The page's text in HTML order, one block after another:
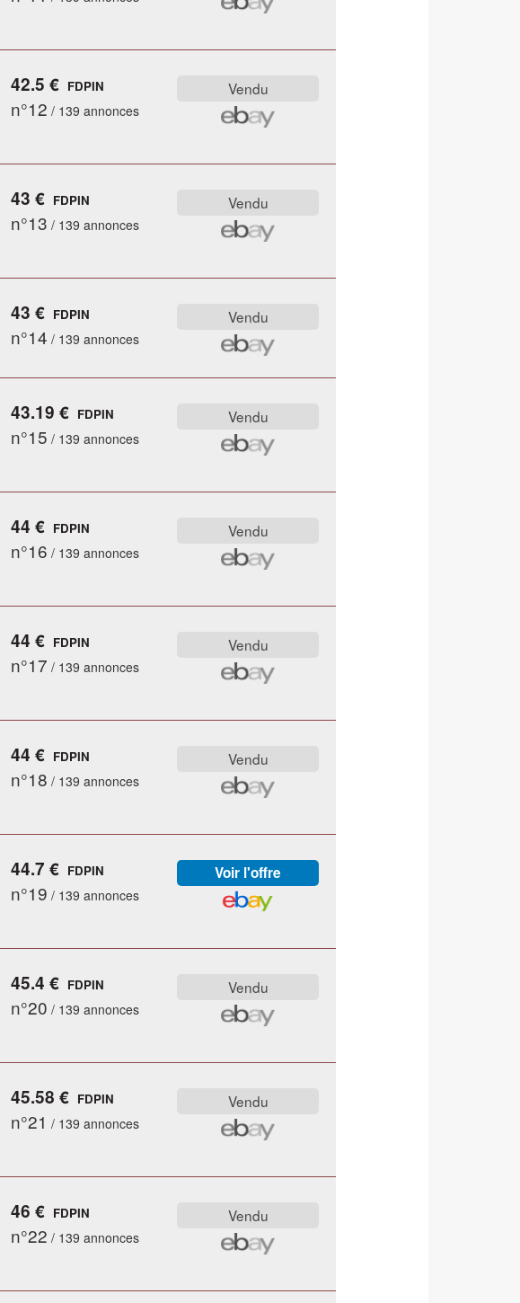
42.5 € FDPIN
n°12 / 139 annonces
43 € FDPIN
n°13 / 139 annonces
43 € FDPIN
n°14 / 139 annonces
43.19 € FDPIN
n°15 / 139 annonces
44 € FDPIN
n°16 / 139 annonces
44 € FDPIN
n°17 / 139 annonces
44 € FDPIN
n°18 / 139 annonces
44.7 € FDPIN
n°19 / 139 annonces
45.4 € FDPIN
n°20 / 139 annonces
45.58 € FDPIN
n°21 / 139 annonces
46 € FDPIN
n°22 / 139 annonces